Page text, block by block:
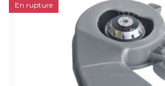
En rupture